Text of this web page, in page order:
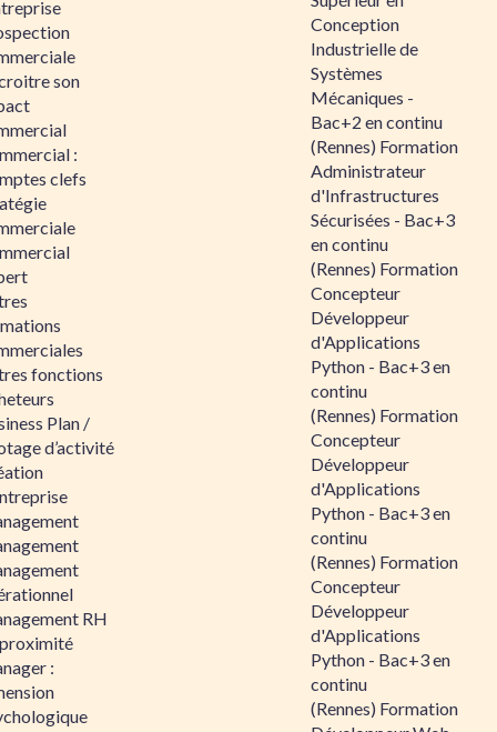
son
:
clefs
fonctions
Plan /
d’activité
RH
:
Conception
Industrielle de
Systèmes
Mécaniques -
Bac+2 en continu
(Rennes) Formation
Administrateur
d'Infrastructures
Sécurisées - Bac+3
en continu
(Rennes) Formation
Concepteur
Développeur
d'Applications
Python - Bac+3 en
continu
(Rennes) Formation
Concepteur
Développeur
d'Applications
Python - Bac+3 en
continu
(Rennes) Formation
Concepteur
Développeur
d'Applications
Python - Bac+3 en
continu
(Rennes) Formation